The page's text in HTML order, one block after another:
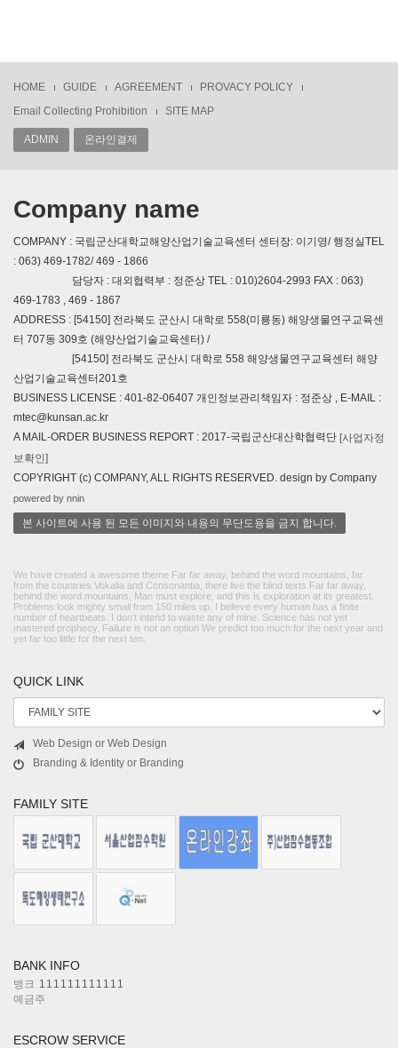
HOME GUIDE AGREEMENT
PROVACY POLICY
Email Collecting Prohibition
SITE MAP
ADMIN 온라인결제
Company name
COMPANY : 국립군산대학교해양산업기술교육센터 센터장: 이기영/ 행정실TEL
: 063) 469-1782/ 469 - 1866
담당자 : 대외협력부 : 정준상 TEL : 010)2604-2993 FAX : 063)
469-1783 , 469 - 1867
ADDRESS : [54150] 전라북도 군산시 대학로 558(미룡동) 해양생물연구교육센
터 707동 309호 (해양산업기술교육센터) /
[54150] 전라북도 군산시 대학로 558 해양생물연구교육센터 해양
산업기술교육센터201호
BUSINESS LICENSE : 401-82-06407 개인정보관리책임자 : 정준상 , E-MAIL :
mtec@kunsan.ac.kr
A MAIL-ORDER BUSINESS REPORT : 2017-국립군산대산학협력단 [사업자정
보확인]
COPYRIGHT (c) COMPANY, ALL RIGHTS RESERVED. design by Company
powered by nnin
본 사이트에 사용 된 모든 이미지와 내용의 무단도용을 금지 합니다.
We have created a awesome theme Far far away, behind the word mountains, far
from the countries Vokalia and Consonantia, there live the blind texts.Far far away,
behind the word mountains, Man must explore, and this is exploration at its greatest.
Problems look mighty small from 150 miles up. I believe every human has a finite
number of heartbeats. I don't intend to waste any of mine. Science has not yet
mastered prophecy. Failure is not an option We predict too much for the next year and
yet far too little for the next ten.
QUICK LINK
Web Design or Web Design
Branding & Identity or Branding
FAMILY SITE
BANK INFO
뱅크 111111111111
예금주
ESCROW SERVICE